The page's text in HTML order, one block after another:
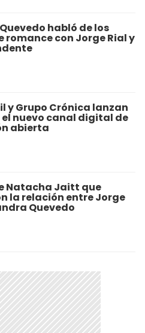
habló de los
romance con Jorge Rial y
y Grupo Crónica lanzan
el nuevo canal digital de
abierta
Natacha Jaitt que
la relación entre Jorge
Quevedo